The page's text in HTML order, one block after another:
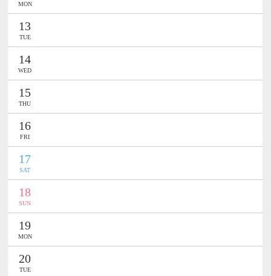
MON
13
TUE
14
WED
15
THU
16
FRI
17
SAT
18
SUN
19
MON
20
TUE